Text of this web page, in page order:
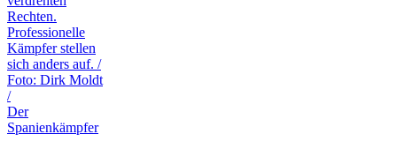
Der
Spanienkämpfer